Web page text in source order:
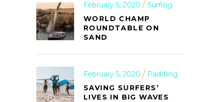
February 5, 2020
Surfing
WORLD CHAMP
ROUNDTABLE ON
SAND
February 5, 2020
Paddling
SAVING SURFERS’
LIVES IN BIG WAVES